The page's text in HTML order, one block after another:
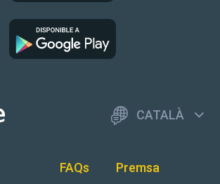
CATALÀ
FAQs Premsa